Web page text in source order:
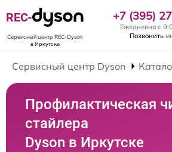
REC-
Сервисный центр REC-Dyson
в Иркутске
+7 (395)
Ежедневно с
Позвонить
Сервисный центр Dyson
Профилактическая
стайлера
Dyson в Иркутске